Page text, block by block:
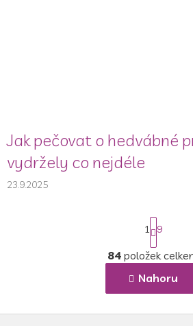
Jak pečovat o hedvábné
vydržely co nejdéle
23.9.2025
O
v
l
d
S
t
r
á
k
o
á
1 9
84 položek
Nahoru